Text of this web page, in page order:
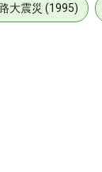
大震災 (1995)